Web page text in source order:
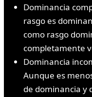
Dominancia
rasgo es
como rasgo
completamente
Dominancia
Aunque es
de dominancia y